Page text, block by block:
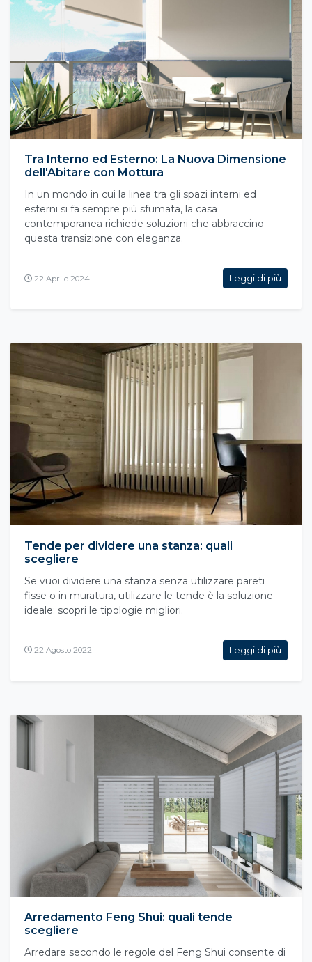
Tra Interno ed Esterno: La Nuova Dimensione
dell'Abitare con Mottura
In un mondo in cui la linea tra gli spazi interni ed
esterni si fa sempre più sfumata, la casa
contemporanea richiede soluzioni che abbraccino
questa transizione con eleganza.
22 Aprile 2024 Leggi di più
Tende per dividere una stanza: quali
scegliere
Se vuoi dividere una stanza senza utilizzare pareti
fisse o in muratura, utilizzare le tende è la soluzione
ideale: scopri le tipologie migliori.
22 Agosto 2022 Leggi di più
Arredamento Feng Shui: quali tende
scegliere
Arredare secondo le regole del Feng Shui consente di